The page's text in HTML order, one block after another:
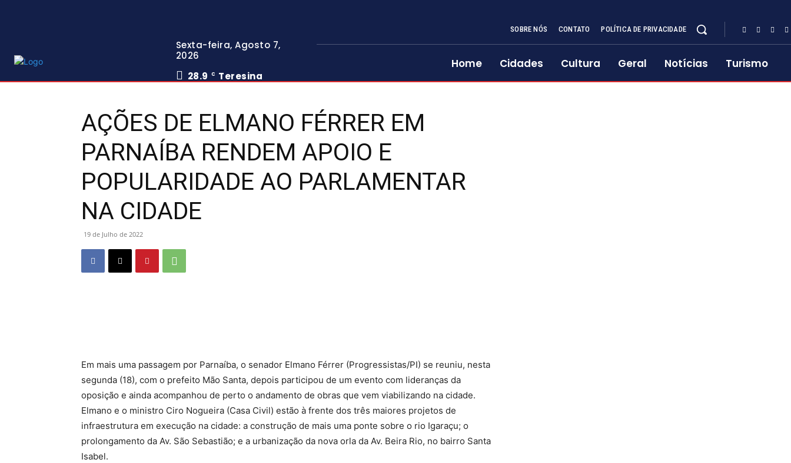
Sexta-feira, Agosto 7,
2026
28.9
C Teresina
SOBRE NÓS CONTATO POLÍTICA DE PRIVACIDADE
Home Cidades Cultura Geral Notícias Turismo
AÇÕES DE ELMANO FÉRRER EM
PARNAÍBA RENDEM APOIO E
POPULARIDADE AO PARLAMENTAR
NA CIDADE
19 de Julho de 2022
Em mais uma passagem por Parnaíba, o senador Elmano Férrer (Progressistas/PI) se reuniu, nesta
segunda (18), com o prefeito Mão Santa, depois participou de um evento com lideranças da
oposição e ainda acompanhou de perto o andamento de obras que vem viabilizando na cidade.
Elmano e o ministro Ciro Nogueira (Casa Civil) estão à frente dos três maiores projetos de
infraestrutura em execução na cidade: a construção de mais uma ponte sobre o rio Igaraçu; o
prolongamento da Av. São Sebastião; e a urbanização da nova orla da Av. Beira Rio, no bairro Santa
Isabel.